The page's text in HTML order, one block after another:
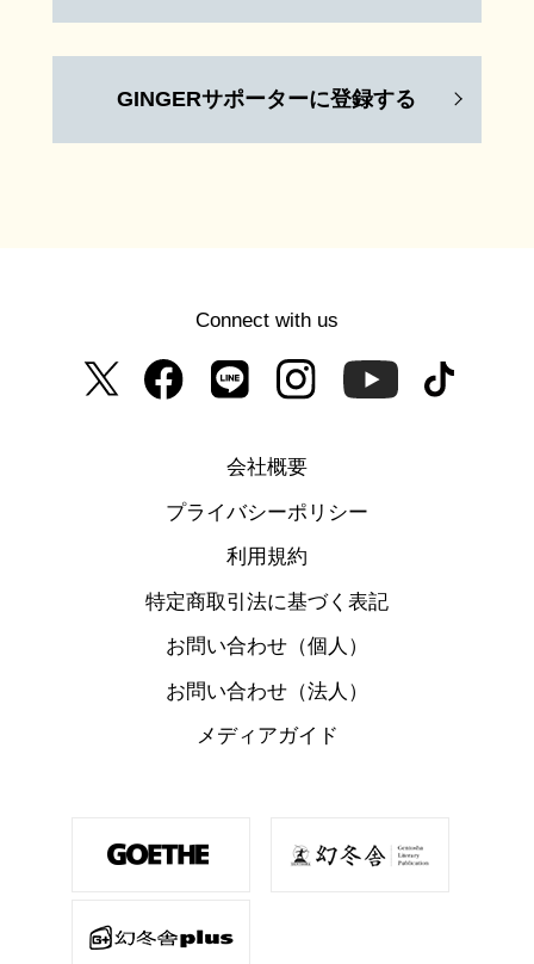
GINGERサポーターに登録する
Connect with us
会社概要
プライバシーポリシー
利用規約
特定商取引法に基づく表記
お問い合わせ（個人）
お問い合わせ（法人）
メディアガイド